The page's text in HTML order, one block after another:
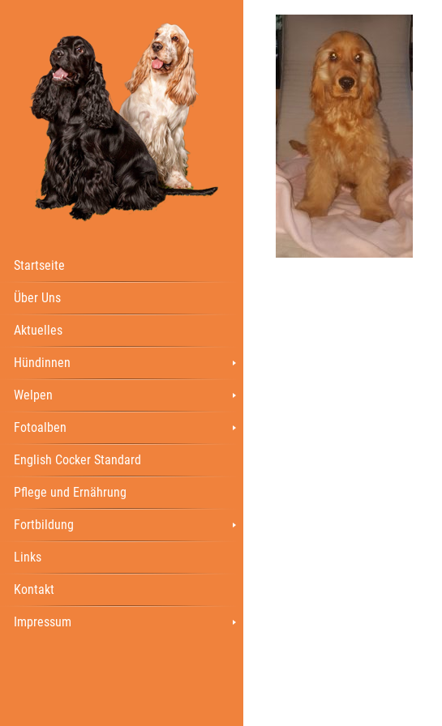
Startseite
Über Uns
Aktuelles
Hündinnen
Welpen
Fotoalben
English Cocker Standard
Pflege und Ernährung
Fortbildung
Links
Kontakt
Impressum